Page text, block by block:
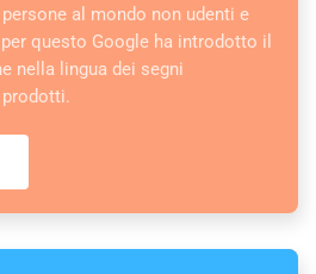
al mondo non udenti e
questo Google ha introdotto il
nella lingua dei segni